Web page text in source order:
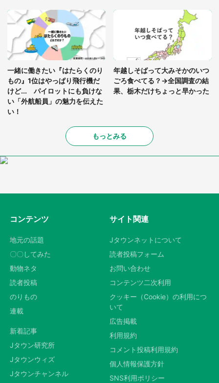
一緒に働きたい『はたらくのり
もの』1位はやっぱり飛行機だ
けど... パイロットにも負けな
い「外航船員」の魅力を伝えた
い！
年越しそばって大みそかのいつ
ごろ食べてる？→全国調査の結
果、栃木だけちょっと早かった
もっとみる
コンテンツ
地元の話題
〇〇してみた
動物ネタ
読者投稿
のりもの
連載
新着記事
Jタウン研究所
Jタウンウィズ
Jタウンチャンネル
サイト関連
Jタウンネットについて
読者投稿フォーム
お問い合わせ
コンテンツ二次利用
クッキー（Cookie）の利用につ
いて
広告掲載
利用規約
コメント投稿利用規約
個人情報保護方針
SNS利用ポリシー